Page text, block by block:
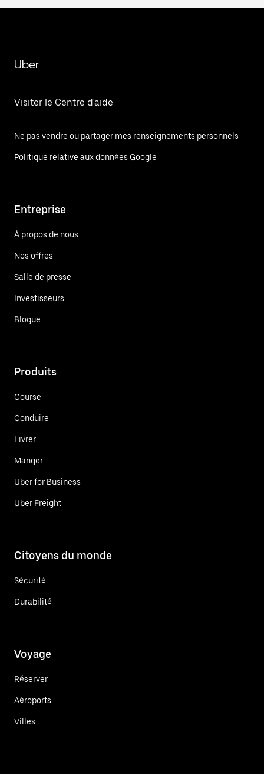
Uber
Visiter le Centre d'aide
Ne pas vendre ou partager mes renseignements personnels
Politique relative aux données Google
Entreprise
À propos de nous
Nos offres
Salle de presse
Investisseurs
Blogue
Produits
Course
Conduire
Livrer
Manger
Uber for Business
Uber Freight
Citoyens du monde
Sécurité
Durabilité
Voyage
Réserver
Aéroports
Villes